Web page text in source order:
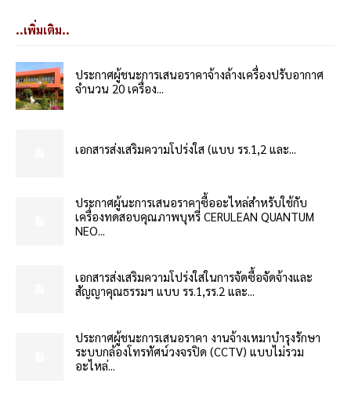
..เพิ่มเติม..
ประกาศผู้ชนะการเสนอราคาจ้างล้างเครื่องปรับอากาศ
จำนวน 20 เครื่อง...
เอกสารส่งเสริมความโปร่งใส (แบบ รร.1,2 และ...
ประกาศผู้นะการเสนอราคาซื้ออะไหล่สำหรับใช้กับ
เครื่องทดสอบคุณภาพบุหรี่ CERULEAN QUANTUM
NEO...
เอกสารส่งเสริมความโปร่งใสในการจัดซื้อจัดจ้างและ
สัญญาคุณธรรมฯ แบบ รร.1,รร.2 และ...
ประกาศผู้ชนะการเสนอราคา งานจ้างเหมาบำรุงรักษา
ระบบกล้องโทรทัศน์วงจรปิด (CCTV) แบบไม่รวม
อะไหล่...